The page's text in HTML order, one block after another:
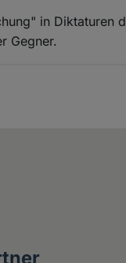
in Diktaturen
Gegner.